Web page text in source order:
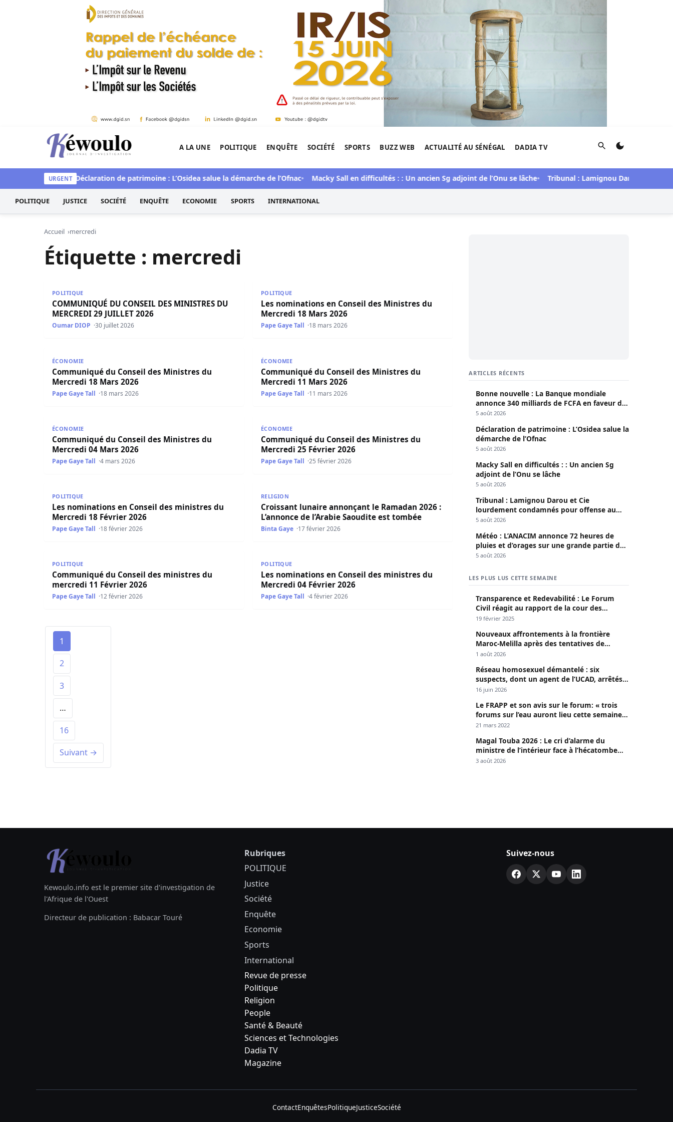
Aller au contenu
Kéwoulo, le premier site d'information et d'investigation de l'Afrique.
A LA UNE POLITIQUE ENQUÊTE SOCIÉTÉ SPORTS BUZZ WEB ACTUALITÉ AU SÉNÉGAL DADIA TV Rechercher
URGENT
du Sénégal Déclaration de patrimoine : L’Osidea salue la démarche de l’Ofnac Macky Sall en difficultés : : Un ancien Sg adjoint de l’Onu se lâche Tribunal : Lamignou Darou et Cie
POLITIQUE JUSTICE SOCIÉTÉ ENQUÊTE ECONOMIE SPORTS INTERNATIONAL
Accueil mercredi
Étiquette : mercredi
POLITIQUE
COMMUNIQUÉ DU CONSEIL DES MINISTRES DU
MERCREDI 29 JUILLET 2026
Oumar DIOP 30 juillet 2026
POLITIQUE
Les nominations en Conseil des Ministres du
Mercredi 18 Mars 2026
Pape Gaye Tall 18 mars 2026
ÉCONOMIE
Communiqué du Conseil des Ministres du
Mercredi 18 Mars 2026
Pape Gaye Tall 18 mars 2026
ÉCONOMIE
Communiqué du Conseil des Ministres du
Mercredi 11 Mars 2026
Pape Gaye Tall 11 mars 2026
ÉCONOMIE
Communiqué du Conseil des Ministres du
Mercredi 04 Mars 2026
Pape Gaye Tall 4 mars 2026
ÉCONOMIE
Communiqué du Conseil des Ministres du
Mercredi 25 Février 2026
Pape Gaye Tall 25 février 2026
POLITIQUE
Les nominations en Conseil des ministres du
Mercredi 18 Février 2026
Pape Gaye Tall 18 février 2026
Croissant lunaire annonçant le Ramadan 2026 : L’annonce de l’Arabie Saoudite est tombée
RELIGION
Croissant lunaire annonçant le Ramadan 2026 :
L’annonce de l’Arabie Saoudite est tombée
Binta Gaye 17 février 2026
POLITIQUE
Communiqué du Conseil des ministres du
mercredi 11 Février 2026
Pape Gaye Tall 12 février 2026
Les nominations en Conseil des ministres du Mercredi 04 Février 2026
POLITIQUE
Les nominations en Conseil des ministres du
Mercredi 04 Février 2026
Pape Gaye Tall 4 février 2026
1
2
3
…
16
Suivant →
ARTICLES RÉCENTS
Bonne nouvelle : La Banque mondiale
annonce 340 milliards de FCFA en faveur du
Sénégal
5 août 2026
Déclaration de patrimoine : L’Osidea salue la
démarche de l’Ofnac
5 août 2026
Macky Sall en difficultés : : Un ancien Sg
adjoint de l’Onu se lâche
5 août 2026
Tribunal : Lamignou Darou et Cie
lourdement condamnés pour offense au
chef de l’Etat
5 août 2026
Météo : L’ANACIM annonce 72 heures de
pluies et d’orages sur une grande partie du
pays
5 août 2026
LES PLUS LUS CETTE SEMAINE
Transparence et Redevabilité : Le Forum
Civil réagit au rapport de la cour des
comptes
19 février 2025
Nouveaux affrontements à la frontière
Maroc-Melilla après des tentatives de
passage
1 août 2026
Réseau homosexuel démantelé : six
suspects, dont un agent de l’UCAD, arrêtés à
Keur Massar ; l’un avoue avoir propagé le
16 juin 2026
Le FRAPP et son avis sur le forum: « trois
forums sur l’eau auront lieu cette semaine à
Dakar »
21 mars 2022
Magal Touba 2026 : Le cri d’alarme du
ministre de l’intérieur face à l’hécatombe
routière
3 août 2026
Kewoulo.info est le premier site d'investigation de
l'Afrique de l'Ouest
Directeur de publication : Babacar Touré
Rubriques
POLITIQUE
Justice
Société
Enquête
Economie
Sports
International
Revue de presse
Politique
Religion
People
Santé & Beauté
Sciences et Technologies
Dadia TV
Magazine
Suivez-nous
ContactEnquêtesPolitiqueJusticeSociété